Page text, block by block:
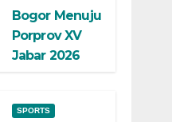
Bogor Menuju
Porprov XV
Jabar 2026
SPORTS